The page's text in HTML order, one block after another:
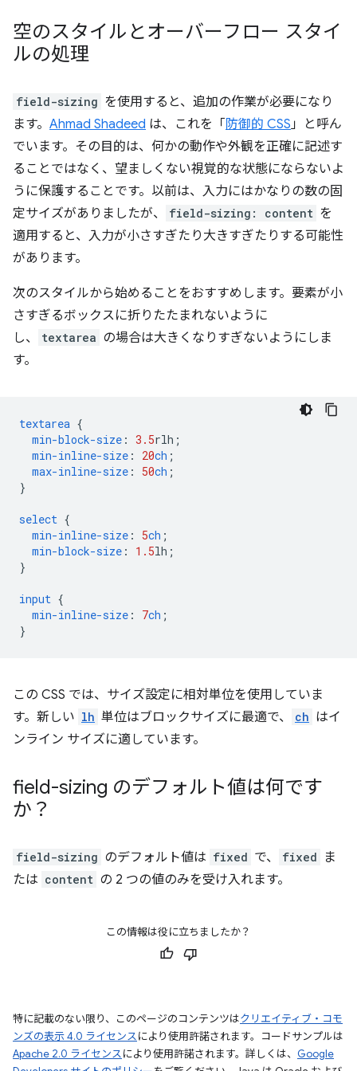
空のスタイルとオーバーフロー スタイ
ルの処理
field-sizing を使用すると、追加の作業が必要になり
ます。 Ahmad Shadeed は、これを「防御的 CSS」と呼ん
でいます。その目的は、何かの動作や外観を正確に記述す
ることではなく、望ましくない視覚的な状態にならないよ
うに保護することです。以前は、入力にはかなりの数の固
定サイズがありましたが、
field-sizing: content を
適用すると、入力が小さすぎたり大きすぎたりする可能性
があります。
次のスタイルから始めることをおすすめします。要素が小
さすぎるボックスに折りたたまれないように
し、
textarea の場合は大きくなりすぎないようにしま
す。
textarea {
min-block-size : 3.5rlh ;
min-inline-size : 20ch ;
max-inline-size : 50ch ;
}
select {
min-inline-size : 5ch ;
min-block-size : 1.5lh ;
}
input {
min-inline-size : 7ch ;
}
この CSS では、サイズ設定に相対単位を使用していま
す。新しい lh 単位はブロックサイズに最適で、 ch はイ
ンライン サイズに適しています。
field-sizing のデフォルト値は何です
か？
field-sizing のデフォルト値は fixed で、 fixed
ま
たは content の 2 つの値のみを受け入れます。
この情報は役に立ちましたか？
特に記載のない限り、このページのコンテンツはクリエイティブ・コモ
ンズの表示 4.0 ライセンスにより使用許諾されます。コードサンプルは
Apache 2.0 ライセンスにより使用許諾されます。詳しくは、 Google